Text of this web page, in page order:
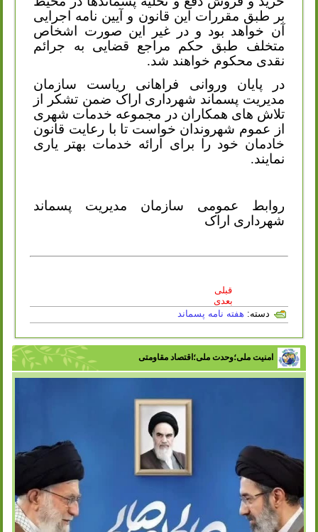
بر طبق مقررات این قانون و آیین نامه اجرایی
آن خواهد بود و در غیر این صورت اشخاص
متخلف طبق حکم مراجع قضایی به جرائم
نقدی محکوم خواهند شد.
در پایان وروانی فراهانی ریاست سازمان
مدیریت پسماند شهرداری اراک ضمن تشکر از
تلاش های همکاران در مجموعه خدمات شهری
از عموم شهروندان خواست تا با رعایت قانون
خادمان خود را برای ارائه خدمات بهتر یاری
نمایند.
روابط عمومی سازمان مدیریت پسماند
شهرداری اراک
قبلی
بعدی
دسته: هفته نامه پسماند
امنیت ملی؛وحدت ملی؛اقتصاد مقاومتی